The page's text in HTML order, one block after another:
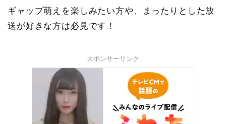
ギャップ萌えを楽しみたい方や、まったりとした放
送が好きな方は必見です！
スポンサーリンク